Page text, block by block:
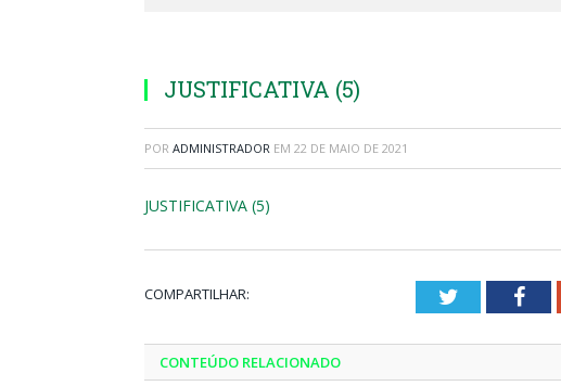
JUSTIFICATIVA (5)
POR ADMINISTRADOR EM 22 DE MAIO DE 2021
JUSTIFICATIVA (5)
COMPARTILHAR: Twitter
CONTEÚDO RELACIONADO